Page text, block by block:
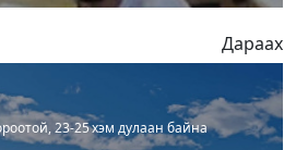
Дараах
23-25 хэм дулаан байна